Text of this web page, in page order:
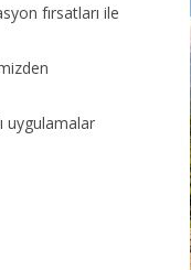
fırsatları ile
uygulamalar